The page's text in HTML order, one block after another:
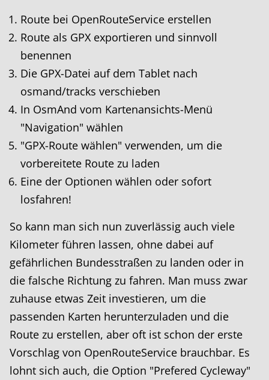
Route bei OpenRouteService erstellen
Route als GPX exportieren und sinnvoll
benennen
Die GPX-Datei auf dem Tablet nach
osmand/tracks verschieben
In OsmAnd vom Kartenansichts-Menü
"Navigation" wählen
"GPX-Route wählen" verwenden, um die
vorbereitete Route zu laden
Eine der Optionen wählen oder sofort
losfahren!
So kann man sich nun zuverlässig auch viele
Kilometer führen lassen, ohne dabei auf
gefährlichen Bundesstraßen zu landen oder in
die falsche Richtung zu fahren. Man muss zwar
zuhause etwas Zeit investieren, um die
passenden Karten herunterzuladen und die
Route zu erstellen, aber oft ist schon der erste
Vorschlag von OpenRouteService brauchbar. Es
lohnt sich auch, die Option "Prefered Cycleway"